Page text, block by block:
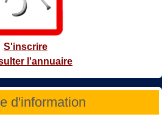
S'inscrire
l'annuaire
d'information